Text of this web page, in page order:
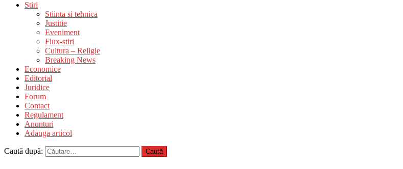
Stiri
Stiinta si tehnica
Justitie
Eveniment
Flux-stiri
Cultura – Religie
Breaking News
Economice
Editorial
Juridice
Forum
Contact
Regulament
Anunturi
Adauga articol
Caută după: